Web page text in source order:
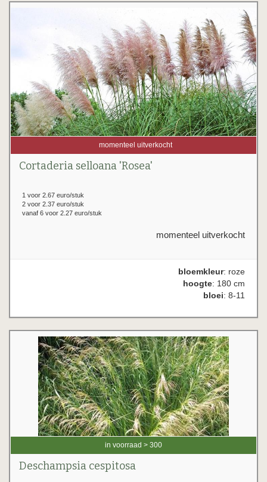
momenteel uitverkocht
Cortaderia selloana 'Rosea'
1 voor 2.67 euro/stuk
2 voor 2.37 euro/stuk
vanaf 6 voor 2.27 euro/stuk
momenteel uitverkocht
bloemkleur: roze
hoogte: 180 cm
bloei: 8-11
in voorraad > 300
Deschampsia cespitosa